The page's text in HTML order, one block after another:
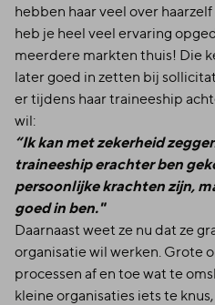
hebben haar veel over
heb je heel veel ervaring
meerdere markten thuis! Die
later goed in zetten bij
er tijdens haar traineeship
wil:
“Ik kan met zekerheid
traineeship erachter ben
persoonlijke krachten zijn,
goed in ben."
Daarnaast weet ze nu dat ze
organisatie wil werken. Grote
processen af en toe wat te
kleine organisaties iets te